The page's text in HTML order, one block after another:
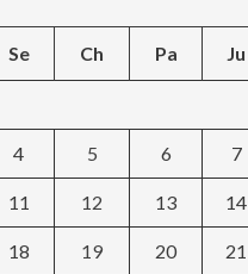
Se Ch Pa Ju
4 5 6 7
11 12 13 14
18 19 20 21